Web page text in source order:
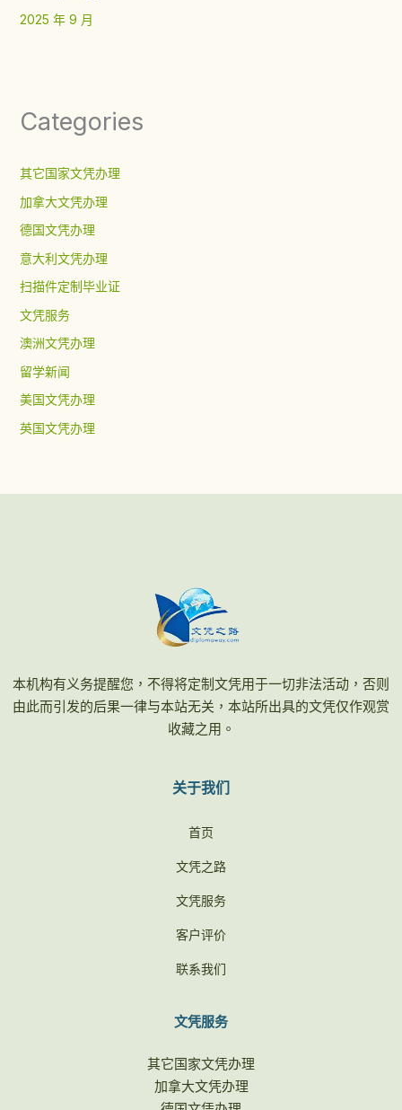
2025 年 9 月
Categories
其它国家文凭办理
加拿大文凭办理
德国文凭办理
意大利文凭办理
扫描件定制毕业证
文凭服务
澳洲文凭办理
留学新闻
美国文凭办理
英国文凭办理
本机构有义务提醒您，不得将定制文凭用于一切非法活动，否则
由此而引发的后果一律与本站无关，本站所出具的文凭仅作观赏
收藏之用。
关于我们
首页
文凭之路
文凭服务
客户评价
联系我们
文凭服务
其它国家文凭办理
加拿大文凭办理